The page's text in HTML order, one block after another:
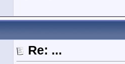
Re: ...